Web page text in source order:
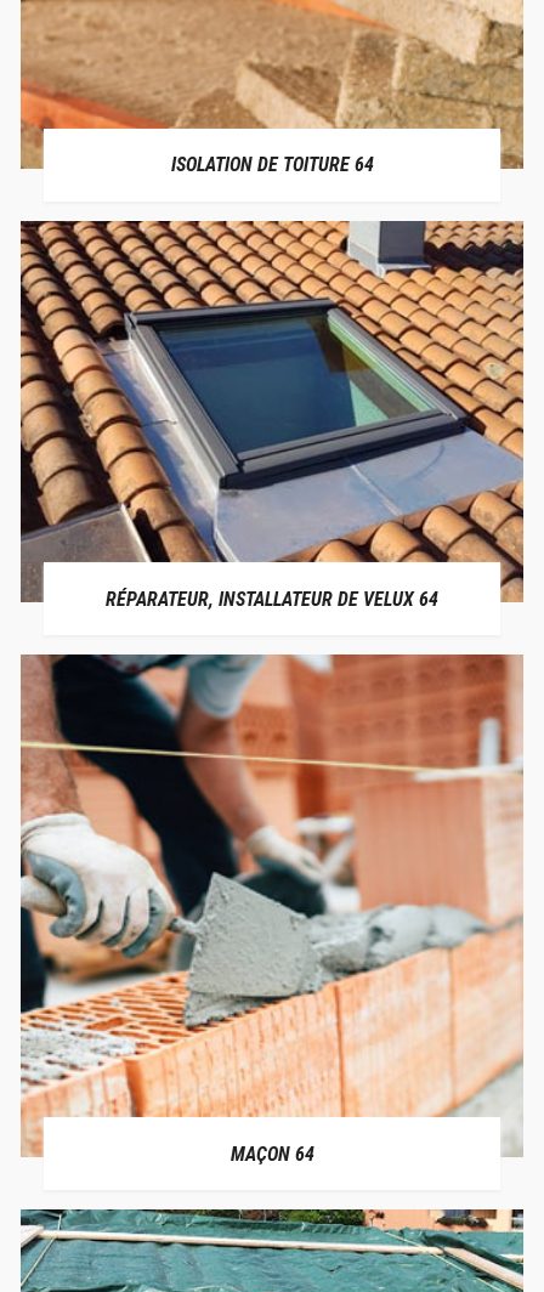
ISOLATION DE TOITURE 64
RÉPARATEUR, INSTALLATEUR DE VELUX 64
MAÇON 64